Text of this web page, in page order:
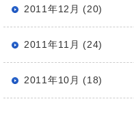
2011年12月 (20)
2011年11月 (24)
2011年10月 (18)